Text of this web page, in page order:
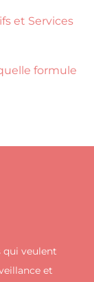
et Services
formule
qui veulent
et